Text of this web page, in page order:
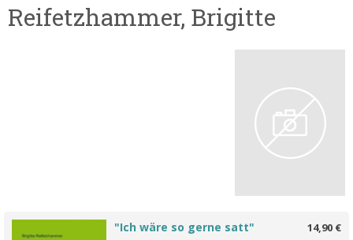
Reifetzhammer, Brigitte
14,90 €
"Ich wäre so gerne satt"